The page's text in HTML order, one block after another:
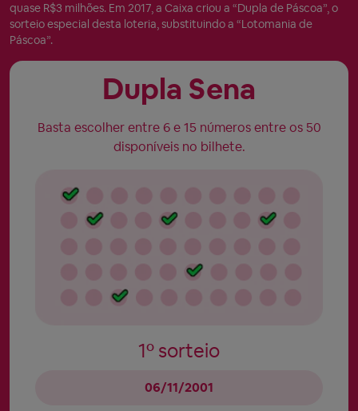
quase R$3 milhões. Em 2017, a Caixa criou a “Dupla de Páscoa”, o
sorteio especial desta loteria, substituindo a “Lotomania de
Páscoa”.
Dupla Sena
Basta escolher entre 6 e 15 números entre os 50
disponíveis no bilhete.
1º sorteio
06/11/2001